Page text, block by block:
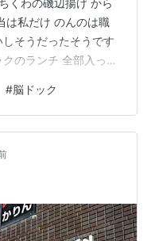
くわの磯辺揚げ から
は私だけ のんのは職
そうだったそうです
のランチ 全部入って
脳ドックは13:00から
で、買い物でも出よ
くなったので、待っ
食べても、まだ１時
出して、戻って交換
#脳ドック